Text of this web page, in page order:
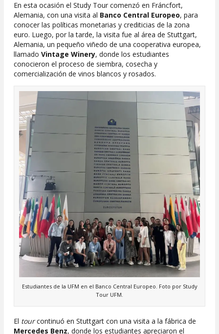
En esta ocasión el Study Tour comenzó en Fráncfort,
Alemania, con una visita al Banco Central Europeo, para
conocer las políticas monetarias y crediticias de la zona
euro. Luego, por la tarde, la visita fue al área de Stuttgart,
Alemania, un pequeño viñedo de una cooperativa europea,
llamado Vintage Winery, donde los estudiantes
conocieron el proceso de siembra, cosecha y
comercialización de vinos blancos y rosados.
Estudiantes de la UFM en el Banco Central Europeo. Foto por Study
Tour UFM.
El tourcontinuó en Stuttgart con una visita a la fábrica de
Mercedes Benz, donde los estudiantes apreciaron el